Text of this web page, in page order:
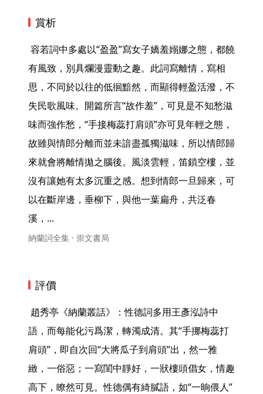
賞析
有風致，別具爛漫靈動之趣。此詞寫離情，寫相
思，不同於以往的低徊黯然，而顯得輕盈活潑，不
失民歌風味。開篇所言“故作羞”，可見是不知愁滋
味而強作愁，“手接梅蕊打肩頭”亦可見年輕之態，
故雖與情郎分離而並未諳盡孤獨滋味，所以情郎歸
來就會將離情拋之腦後。風淡雲輕，笛鎖空樓，並
沒有讓她有太多沉重之感。想到情郎一旦歸來，可
以在斷岸邊，垂柳下，與他一葉扁舟，共泛春
溪，...
納蘭詞全集 · 崇文書局
評價
語，而每能化污爲潔，轉濁成清。其“手挪梅蕊打
肩頭”，即自次回“大將瓜子到肩頭”出，然一雅
緻，一俗惡；一寫閨中靜好，一狀樓頭倡女，情趣
高下，瞭然可見。性德偶有綺膩語，如“一晌偎人”